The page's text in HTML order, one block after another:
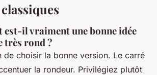
est-il vraiment une bonne idée
très rond ?
de choisir la bonne version. Le carré
la rondeur. Privilégiez plutôt